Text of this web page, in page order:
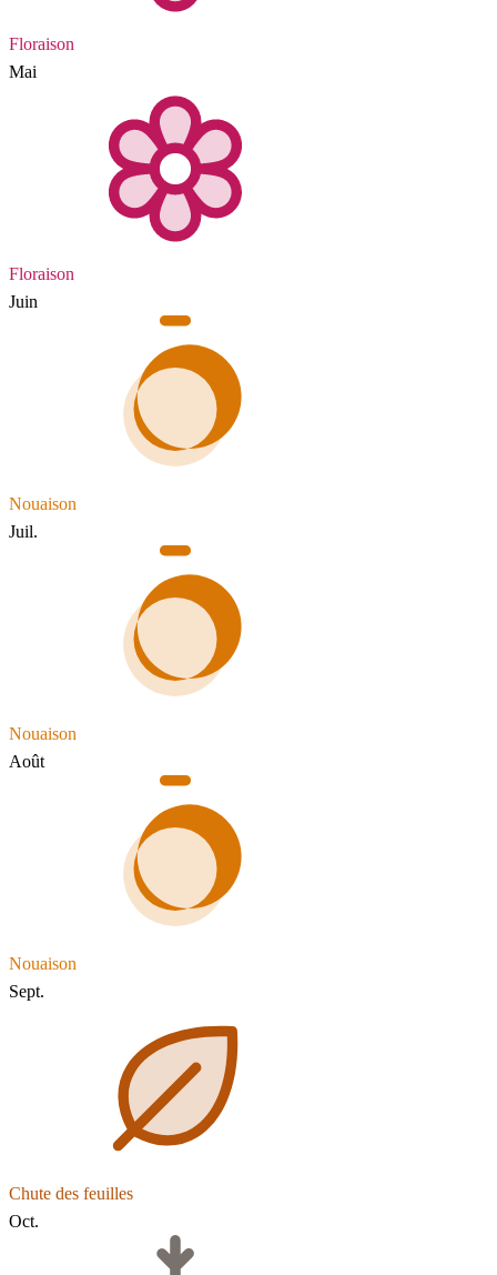
Floraison
Mai
Floraison
Juin
Nouaison
Juil.
Nouaison
Août
Nouaison
Sept.
Chute des feuilles
Oct.